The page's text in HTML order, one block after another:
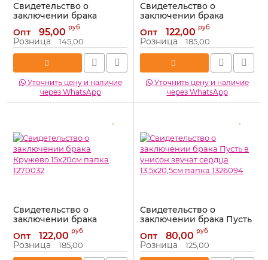
Свидетельство о
заключении брака
Леопард 15х20см папка
874514
Артикул: 874514
Опт 95,00 руб
Розница 145,00
Уточнить цену и наличие
через WhatsApp
Свидетельство о
заключении брака
Кольца 15х20см папка
1300370
Артикул: 1300370
Опт 122,00 руб
Розница 185,00
Уточнить цену и наличие
через WhatsApp
Свидетельство о
заключении брака
Кружево 15х20см папка
1270032
Артикул: 1270032
Опт 122,00 руб
Розница 185,00
Свидетельство о
заключении брака Пусть
в унисон звучат сердца
13,5х20,5см папка 1326094
Артикул: 1326094
Опт 80,00 руб
Розница 125,00